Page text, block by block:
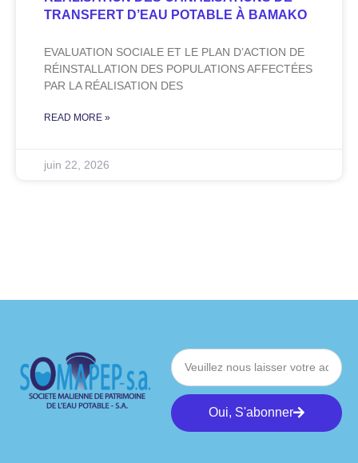
TRANSFERT D’EAU POTABLE À BAMAKO
EVALUATION SOCIALE ET LE PLAN D’ACTION DE
RÉINSTALLATION DES POPULATIONS AFFECTÉES
PAR LA RÉALISATION DES
READ MORE »
juin 22, 2026
Oui, S'abonner